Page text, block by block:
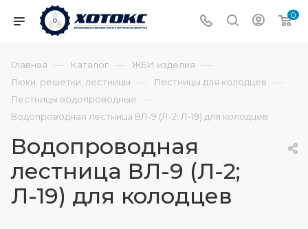
0
Главная — Каталог — ЖБИ изделия —
Люки, решетки, лестницы — Лестницы для колодцев —
Лестницы водопроводные —
Водопроводная лестница ВЛ-9 (Л-2; Л-19) для колодцев
Водопроводная
лестница ВЛ-9 (Л-2;
Л-19) для колодцев